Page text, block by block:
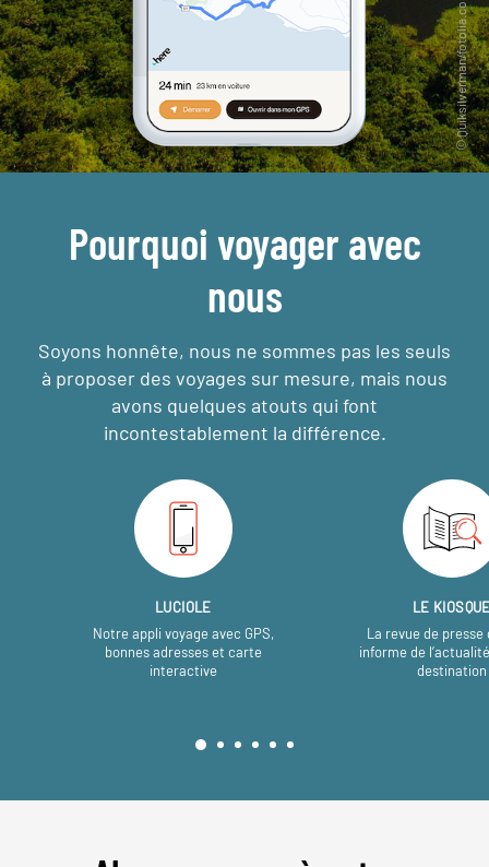
Pourquoi voyager avec
nous
Soyons honnête, nous ne sommes pas les seuls
à proposer des voyages sur mesure, mais nous
avons quelques atouts qui font
incontestablement la différence.
LUCIOLE
Notre appli voyage avec GPS,
bonnes adresses et carte
interactive
LE
La revue de presse
informe de
destination